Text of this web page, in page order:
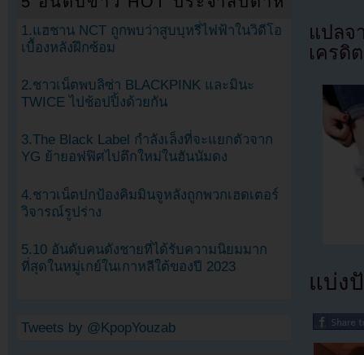
แปล
เครดิ
แบ่ง
1.แฮชาน NCT ถูกพบว่าสูบบุหรี่ไฟฟ้าในวิดีโอ
เบื้องหลังฝึกซ้อม
2.ชาวเน็ตพบลิซ่า BLACKPINK และมินะ
TWICE ไปช้อปปิ้งด้วยกัน
3.The Black Label กำลังเล็งที่จะแยกตัวจาก
YG ย้ายอฟฟิศไปตึกใหม่ในฮันนัมดง
4.ชาวเน็ตปกป้องคิมมินจูหลังถูกพวกเฮดเตอร์
วิจารณ์รูปร่าง
5.10 อันดับคนดังชายที่ได้รับความนิยมมาก
ที่สุดในหมู่เกย์ในเกาหลีใต้ของปี 2023
Tweets by @KpopYouzab